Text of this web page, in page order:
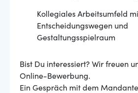
Kollegiales Arbeitsumfeld
Entscheidungswegen und
Gestaltungsspielraum
Bist Du interessiert? Wir freuen
Online-Bewerbung.
Ein Gespräch mit dem